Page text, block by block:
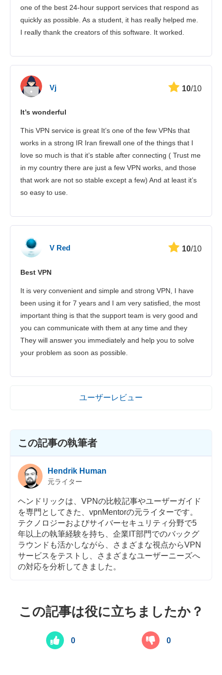
one of the best 24-hour support services that respond as
quickly as possible. As a student, it has really helped me.
I really thank the creators of this software. It worked.
Vj 10/10
It’s wonderful
This VPN service is great It’s one of the few VPNs that
works in a strong IR Iran firewall one of the things that I
love so much is that it’s stable after connecting ( Trust me
in my country there are just a few VPN works, and those
that work are not so stable except a few) And at least it’s
so easy to use.
V Red 10/10
Best VPN
It is very convenient and simple and strong VPN, I have
been using it for 7 years and I am very satisfied, the most
important thing is that the support team is very good and
you can communicate with them at any time and they
They will answer you immediately and help you to solve
your problem as soon as possible.
ユーザーレビュー
この記事の執筆者
Hendrik Human
元ライター
ヘンドリックは、VPNの比較記事やユーザーガイド
を専門としてきた、vpnMentorの元ライターです。
テクノロジーおよびサイバーセキュリティ分野で5
年以上の執筆経験を持ち、企業IT部門でのバックグ
ラウンドも活かしながら、さまざまな視点からVPN
サービスをテストし、さまざまなユーザーニーズへ
の対応を分析してきました。
この記事は役に立ちましたか？
0 0